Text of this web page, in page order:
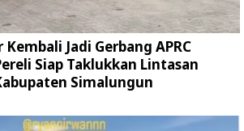
Jadi Gerbang APRC
Siap Taklukkan Lintasan
Simalungun